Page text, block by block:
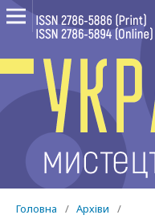
Головна / Архіви
/